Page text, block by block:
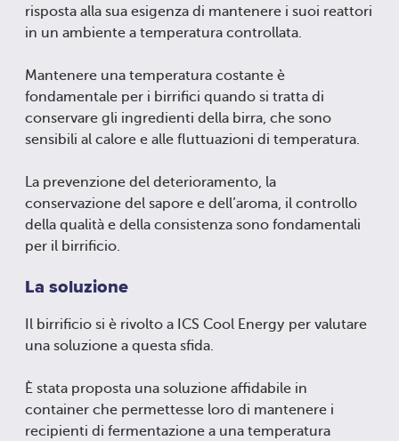
risposta alla sua esigenza di mantenere i suoi reattori
in un ambiente a temperatura controllata.
Mantenere una temperatura costante è
fondamentale per i birrifici quando si tratta di
conservare gli ingredienti della birra, che sono
sensibili al calore e alle fluttuazioni di temperatura.
La prevenzione del deterioramento, la
conservazione del sapore e dell’aroma, il controllo
della qualità e della consistenza sono fondamentali
per il birrificio.
La soluzione
Il birrificio si è rivolto a ICS Cool Energy per valutare
una soluzione a questa sfida.
È stata proposta una soluzione affidabile in
container che permettesse loro di mantenere i
recipienti di fermentazione a una temperatura